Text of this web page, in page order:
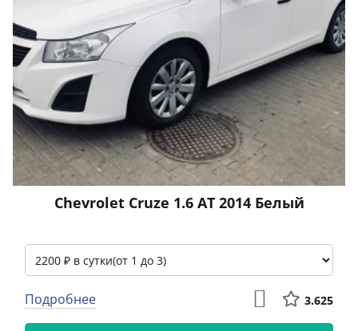
Chevrolet Cruze 1.6 АТ 2014 Белый
Подробнее 3.625